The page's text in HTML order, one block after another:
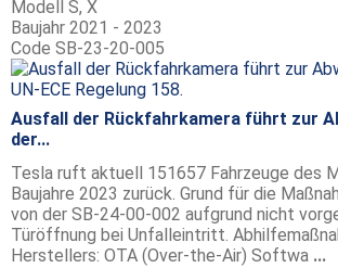
Modell S, X
Baujahr 2021 - 2023
Code SB-23-20-005
Ausfall der Rückfahrkamera führt zur
der...
Tesla ruft aktuell 151657 Fahrzeuge des
Baujahre 2023 zurück. Grund für die
von der SB-24-00-002 aufgrund nicht
Türöffnung bei Unfalleintritt.
Herstellers: OTA (Over-the-Air) Softwa ...